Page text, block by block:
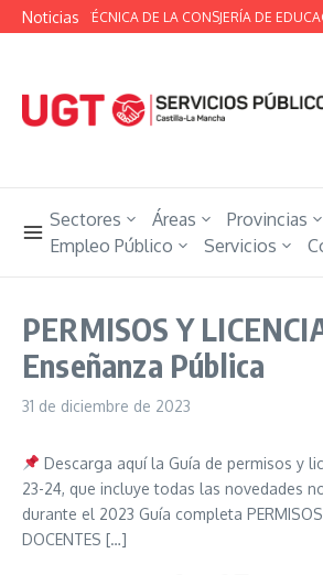
Saltar al contenido
Noticias
MESA TÉCNICA DE LA CONSJERÍA DE
Sectores Áreas
Provincias
Empleo Público
Servicios
PERMISOS Y
Enseñanza Pública
31 de diciembre de 2023
Descarga aquí la Guía de permisos y
23-24, que incluye todas las novedades
durante el 2023 Guía completa PERMISOS
DOCENTES […]